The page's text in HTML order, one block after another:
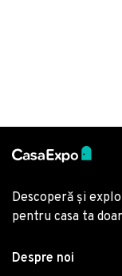
Descoperă și
pentru casa ta
Despre noi